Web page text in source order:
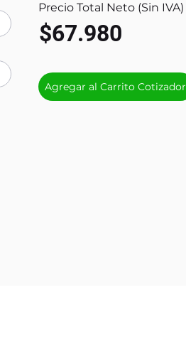
Precio Total Neto (Sin IVA)
$67.980
Agregar al Carrito Cotizador